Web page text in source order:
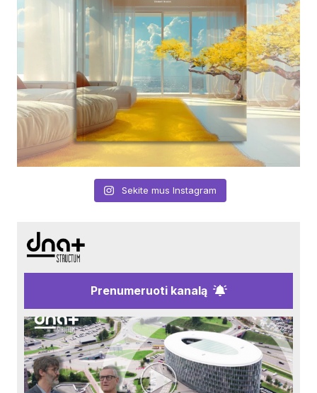
Sekite mus Instagram
Prenumeruoti kanalą